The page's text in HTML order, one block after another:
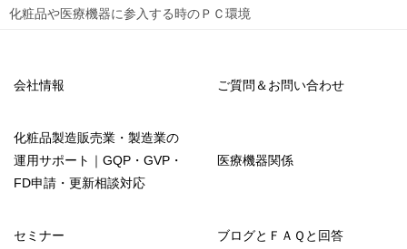
化粧品や医療機器に参入する時のＰＣ環境
会社情報 ご質問＆お問い合わせ
化粧品製造販売業・製造業の
運用サポート｜GQP・GVP・
FD申請・更新相談対応
医療機器関係
セミナー ブログとＦＡＱと回答